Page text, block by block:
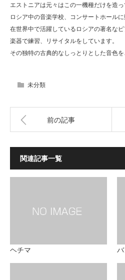
エストニアは元々はこの一機種だけを造っ
ロシア中の音楽学校、コンサートホール
在世界中で活躍しているロシアの著名な
楽器で練習、リサイタルをしています。
その独特の古典的なしっとりとした音色を
未分類
前の記事
関連記事一覧
ヘチマ